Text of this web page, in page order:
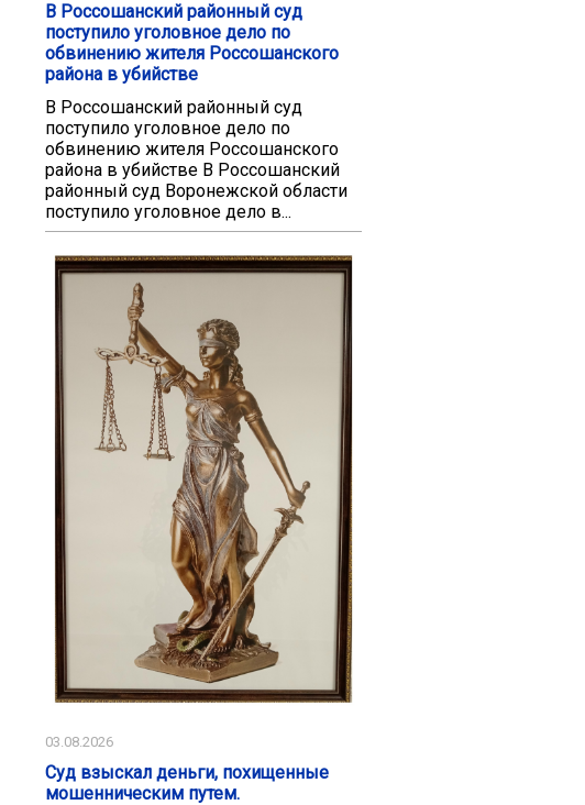
В Россошанский районный суд
поступило уголовное дело по
обвинению жителя Россошанского
района в убийстве
В Россошанский районный суд
поступило уголовное дело по
обвинению жителя Россошанского
района в убийстве В Россошанский
районный суд Воронежской области
поступило уголовное дело в...
03.08.2026
Суд взыскал деньги, похищенные
мошенническим путем.